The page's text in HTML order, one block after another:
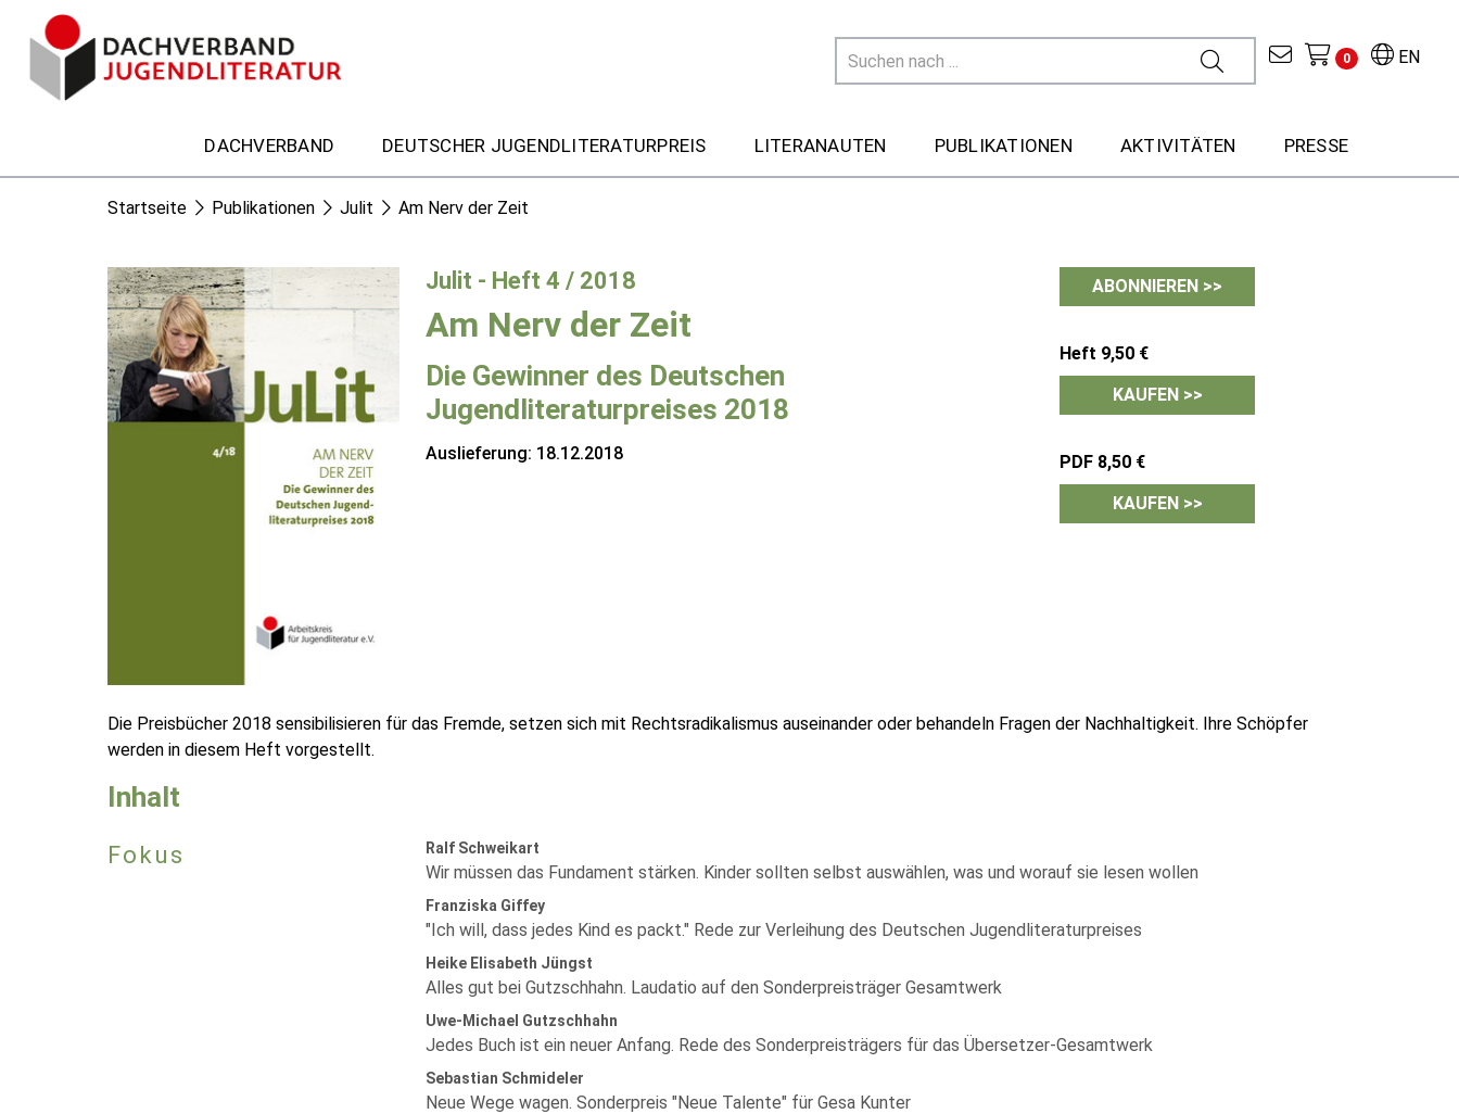
EN
0
DACHVERBAND DEUTSCHER JUGENDLITERATURPREIS LITERANAUTEN PUBLIKATIONEN AKTIVITÄTEN PRESSE
Startseite Publikationen Julit Am Nerv der Zeit
Julit - Heft 4 / 2018
Am Nerv der Zeit
Die Gewinner des Deutschen
Jugendliteraturpreises 2018
Auslieferung: 18.12.2018
ABONNIEREN >>
Heft 9,50 €
KAUFEN >>
PDF 8,50 €
KAUFEN >>
Die Preisbücher 2018 sensibilisieren für das Fremde, setzen sich mit Rechtsradikalismus auseinander oder behandeln Fragen der Nachhaltigkeit. Ihre Schöpfer
werden in diesem Heft vorgestellt.
Inhalt
Fokus Ralf Schweikart
Wir müssen das Fundament stärken. Kinder sollten selbst auswählen, was und worauf sie lesen wollen
Franziska Giffey
"Ich will, dass jedes Kind es packt." Rede zur Verleihung des Deutschen Jugendliteraturpreises
Heike Elisabeth Jüngst
Alles gut bei Gutzschhahn. Laudatio auf den Sonderpreisträger Gesamtwerk
Uwe-Michael Gutzschhahn
Jedes Buch ist ein neuer Anfang. Rede des Sonderpreisträgers für das Übersetzer-Gesamtwerk
Sebastian Schmideler
Neue Wege wagen. Sonderpreis "Neue Talente" für Gesa Kunter